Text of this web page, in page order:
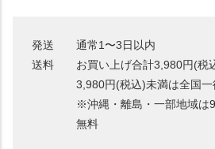
発送
通常1〜3日以内
送料
お買い上げ合計3,980円(税
3,980円(税込)未満は全国
※沖縄・離島・一部地域は
無料